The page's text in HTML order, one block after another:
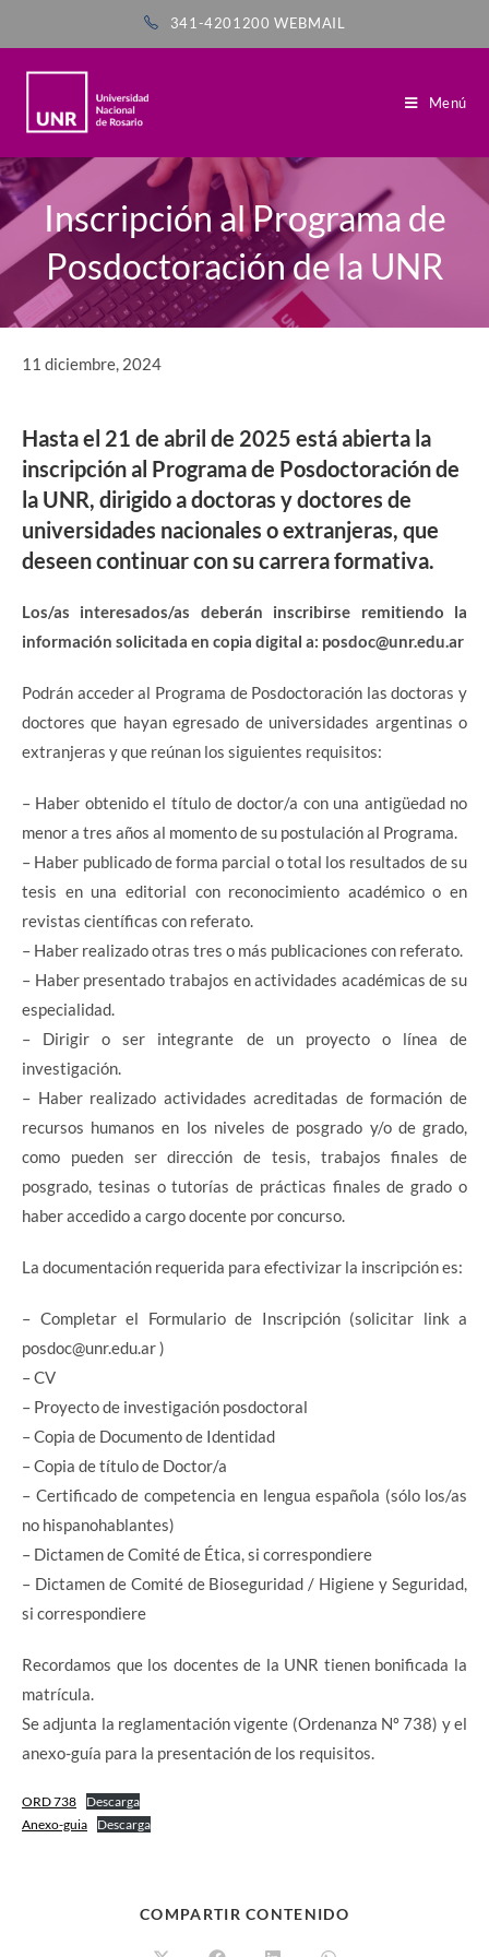
341-4201200WEBMAIL
Menú
Inscripción al Programa de
Posdoctoración de la UNR
11 diciembre, 2024
Hasta el 21 de abril de 2025 está abierta la
inscripción al Programa de Posdoctoraciónde
la UNR, dirigido a doctoras y doctores de
universidades nacionales o extranjeras, que
deseen continuar con su carrera formativa.
Los/as interesados/as deberán inscribirse remitiendo la
información solicitada en copia digital a: posdoc@unr.edu.ar
Podrán acceder al Programa de Posdoctoración las doctoras y
doctores que hayan egresado de universidades argentinas o
extranjeras y que reúnan los siguientes requisitos:
– Haber obtenido el título de doctor/a con una antigüedad no
menor a tres años al momento de su postulación al Programa.
– Haber publicado de forma parcial o total los resultados de su
tesis en una editorial con reconocimiento académico o en
revistas científicas con referato.
– Haber realizado otras tres o más publicaciones con referato.
– Haber presentado trabajos en actividades académicas de su
especialidad.
– Dirigir o ser integrante de un proyecto o línea de
investigación.
– Haber realizado actividades acreditadas de formación de
recursos humanos en los niveles de posgrado y/o de grado,
como pueden ser dirección de tesis, trabajos finales de
posgrado, tesinas o tutorías de prácticas finales de grado o
haber accedido a cargo docente por concurso.
La documentación requerida para efectivizar la inscripción es:
– Completar el Formulario de Inscripción (solicitar link a
posdoc@unr.edu.ar )
– CV
– Proyecto de investigación posdoctoral
– Copia de Documento de Identidad
– Copia de título de Doctor/a
– Certificado de competencia en lengua española (sólo los/as
no hispanohablantes)
– Dictamen de Comité de Ética, si correspondiere
– Dictamen de Comité de Bioseguridad / Higiene y Seguridad,
si correspondiere
Recordamos que los docentes de la UNR tienen bonificada la
matrícula.
Se adjunta la reglamentación vigente (Ordenanza Nº 738) y el
anexo-guía para la presentación de los requisitos.
ORD 738
Descarga
Anexo-guia
Descarga
COMPARTIR CONTENIDO